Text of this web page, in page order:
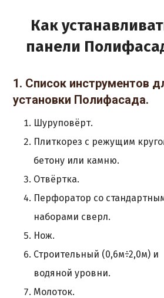
Как
панели
1. Список инструментов
установки Полифасада.
Шуруповёрт.
Плиткорез с режущим
бетону или камню.
Отвёртка.
Перфоратор со
наборами сверл.
Нож.
Строительный (0,6м÷2,0м) и
водяной уровни.
Молоток.